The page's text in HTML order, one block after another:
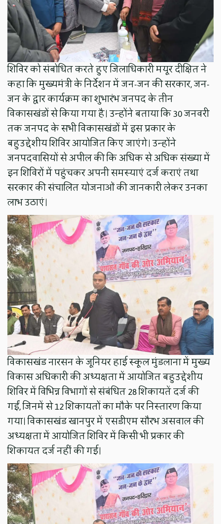
शिविर को संबोधित करते हुए जिलाधिकारी मयूर दीक्षित ने
कहा कि मुख्यमंत्री के निर्देशन में जन-जन की सरकार, जन-
जन के द्वार कार्यक्रम का शुभारंभ जनपद के तीन
विकासखंडों से किया गया है। उन्होंने बताया कि 30 जनवरी
तक जनपद के सभी विकासखंडों में इस प्रकार के
बहुउद्देशीय शिविर आयोजित किए जाएंगे। उन्होंने
जनपदवासियों से अपील की कि अधिक से अधिक संख्या में
इन शिविरों में पहुंचकर अपनी समस्याएं दर्ज कराएं तथा
सरकार की संचालित योजनाओं की जानकारी लेकर उनका
लाभ उठाएं।
विकासखंड नारसन के जूनियर हाई स्कूल मुंडलाना में मुख्य
विकास अधिकारी की अध्यक्षता में आयोजित बहुउद्देशीय
शिविर में विभिन्न विभागों से संबंधित 28 शिकायतें दर्ज की
गईं, जिनमें से 12 शिकायतों का मौके पर निस्तारण किया
गया। विकासखंड खानपुर में एसडीएम सौरभ असवाल की
अध्यक्षता में आयोजित शिविर में किसी भी प्रकार की
शिकायत दर्ज नहीं की गई।